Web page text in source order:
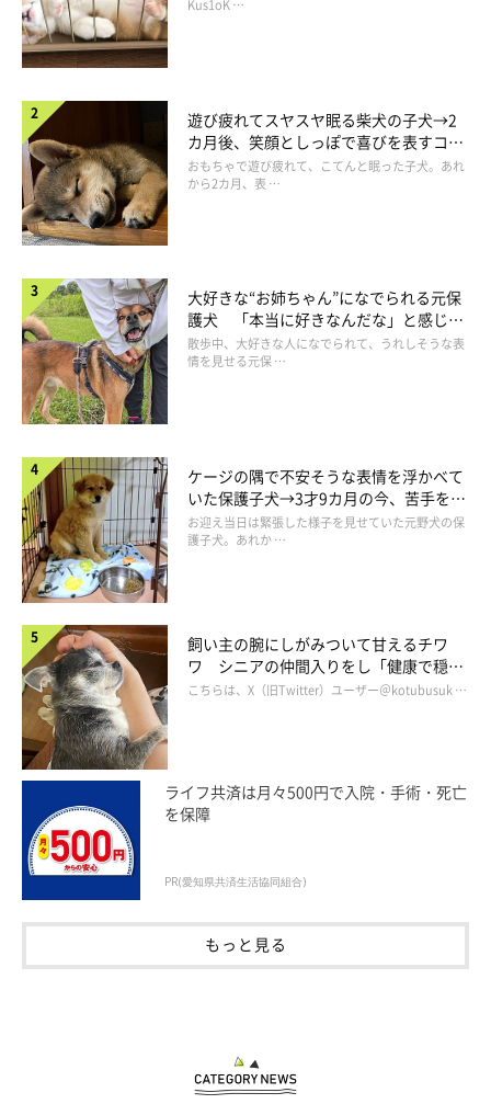
＠tazu29
とろ〜〜〜ん♡
完全にリラックスしたフクちゃんのこの表情(*´ω`*)♡
長！
Kus1oK …
遊び疲れてスヤスヤ眠る柴犬の子犬→2
カ月後、笑顔としっぽで喜びを表すコに
成長！
おもちゃで遊び疲れて、こてんと眠った子犬。あれ
から2カ月、表 …
大好きな“お姉ちゃん”になでられる元保
護犬 「本当に好きなんだな」と感じる
表情にほっこり
散歩中、大好きな人になでられて、うれしそうな表
情を見せる元保 …
ケージの隅で不安そうな表情を浮かべて
いた保護子犬→3才9カ月の今、苦手を克
服し頼もしいコに成長！
お迎え当日は緊張した様子を見せていた元野犬の保
護子犬。あれか …
飼い主の腕にしがみついて甘えるチワ
ワ シニアの仲間入りをし「健康で穏や
かな暮らしが続いてほしい」と願う
こちらは、X（旧Twitter）ユーザー＠kotubusuk …
ライフ共済は月々500円で入院・手術・死亡
を保障
PR(愛知県共済生活協同組合)
もっと見る